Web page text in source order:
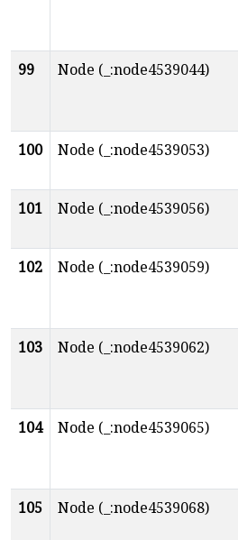
99 Node (_:node4539044)
100 Node (_:node4539053)
101
Node (_:node4539056)
102
Node (_:node4539059)
103 Node (_:node4539062)
104 Node (_:node4539065)
105 Node (_:node4539068)